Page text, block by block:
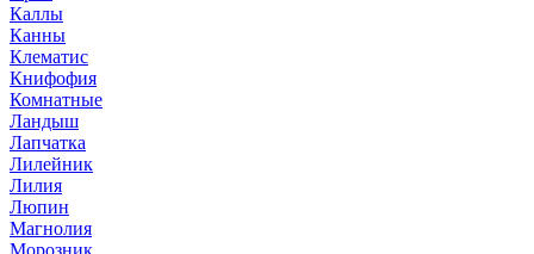
Каллы
Канны
Клематис
Книфофия
Комнатные
Ландыш
Лапчатка
Лилейник
Лилия
Люпин
Магнолия